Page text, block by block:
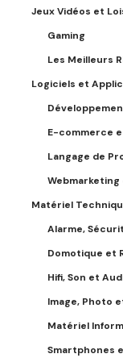
Jeux Vidéos et
Gaming
Les Meilleurs
Logiciels et
E-commerce
Langage de
Matériel
Alarme,
Domotique et
Hifi, Son et
Image, Photo
Matériel
Smartphones